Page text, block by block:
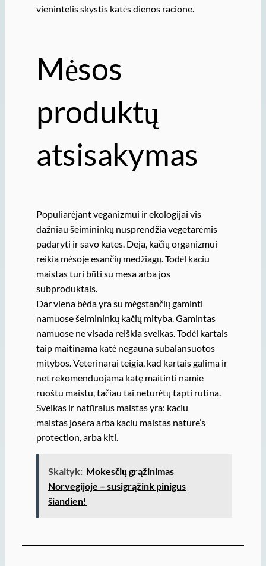
vienintelis skystis katės dienos racione.
Mėsos
produktų
atsisakymas
Populiarėjant veganizmui ir ekologijai vis
dažniau šeimininkų nusprendžia vegetarėmis
padaryti ir savo kates. Deja, kačių organizmui
reikia mėsoje esančių medžiagų. Todėl kaciu
maistas turi būti su mesa arba jos
subproduktais.
Dar viena bėda yra su mėgstančių gaminti
namuose šeimininkų kačių mityba. Gamintas
namuose ne visada reiškia sveikas. Todėl kartais
taip maitinama katė negauna subalansuotos
mitybos. Veterinarai teigia, kad kartais galima ir
net rekomenduojama katę maitinti namie
ruoštu maistu, tačiau tai neturėtų tapti rutina.
Sveikas ir natūralus maistas yra: kaciu
maistas josera arba kaciu maistas nature’s
protection, arba kiti.
Skaityk: Mokesčių grąžinimas
Norvegijoje – susigrąžink pinigus
šiandien!